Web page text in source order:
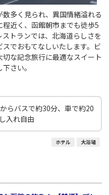
多く見られ、異国情緒溢れる
近く、函館朝市までも徒歩5
トランでは、北海道らしさを
でおもてなしいたします。ビ
な記念旅行に最適なスイート
さい。
らバスで約30分、車で約20
入れ自由
ホテル 大浴場